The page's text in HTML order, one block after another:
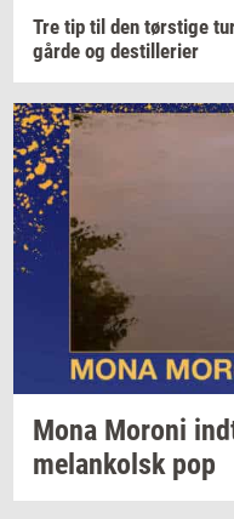
Tre tip til den tørsti­ge
går­de og destil­le­ri­er
Mona Mor­o­ni
melan­kolskpop